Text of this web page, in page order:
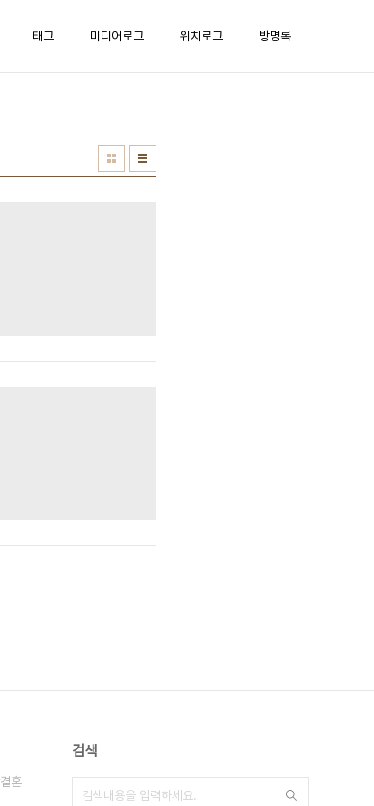
태그 미디어로그 위치로그 방명록
결혼
검색